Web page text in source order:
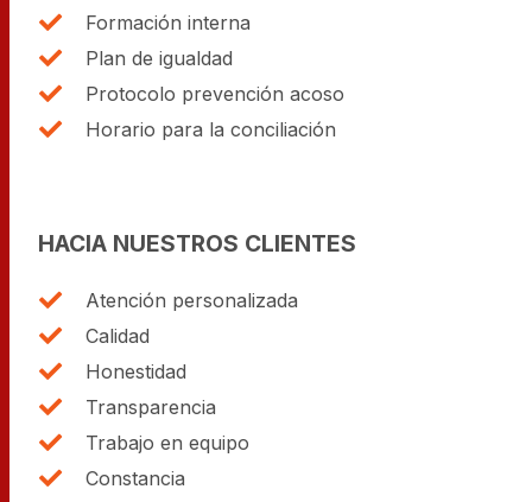
Formación interna
Plan de igualdad
Protocolo prevención acoso
Horario para la conciliación
HACIA NUESTROS CLIENTES
Atención personalizada
Calidad
Honestidad
Transparencia
Trabajo en equipo
Constancia